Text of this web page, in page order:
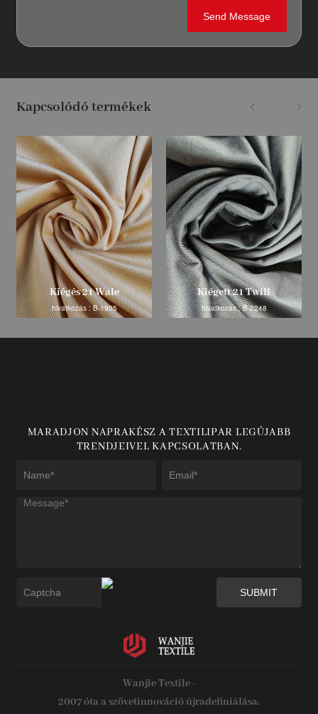
Kapcsolódó termékek
Kiégés 21 Wale
hivatkozás : B-1905
Kiégett 21 Twill
hivatkozás : B-2248
MARADJON NAPRAKÉSZ A TEXTILIPAR LEGÚJABB
TRENDJEIVEL KAPCSOLATBAN.
Wanjie Textile -
2007 óta a szövetinnováció újradefiniálása.